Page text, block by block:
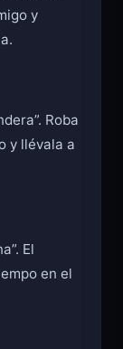
y
Roba
y llévala a
El
en el